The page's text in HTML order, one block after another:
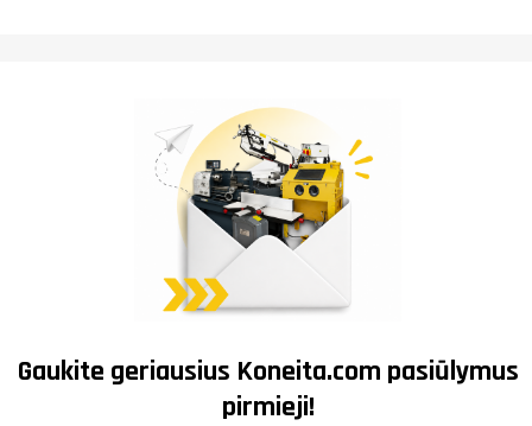
Gaukite geriausius Koneita.com pasiūlymus
pirmieji!